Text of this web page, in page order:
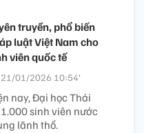
truyền, phổ biến
luật Việt Nam cho
viên quốc tế
21/01/2026 10:54’
nay, Đại học Thái
sinh viên nước
lãnh thổ.